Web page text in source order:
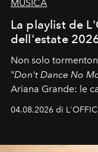
MUSICA
La playlist de
dell'estate
Non solo
"Don't Dance No
Ariana Grande: le
colonna sonora
04.08.2026 di